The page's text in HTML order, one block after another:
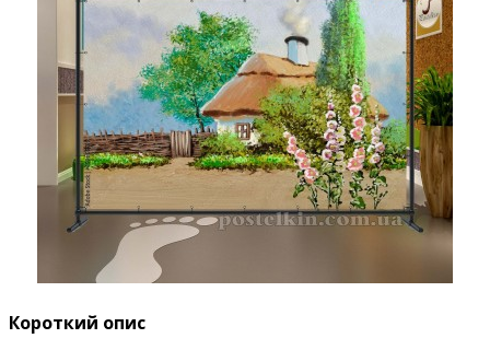
Короткий опис